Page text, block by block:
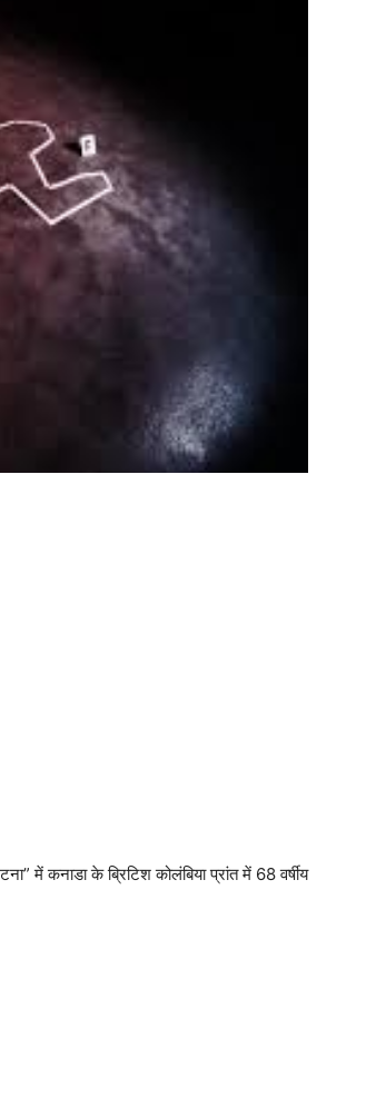
में कनाडा के ब्रिटिश कोलंबिया प्रांत में 68 वर्षीय